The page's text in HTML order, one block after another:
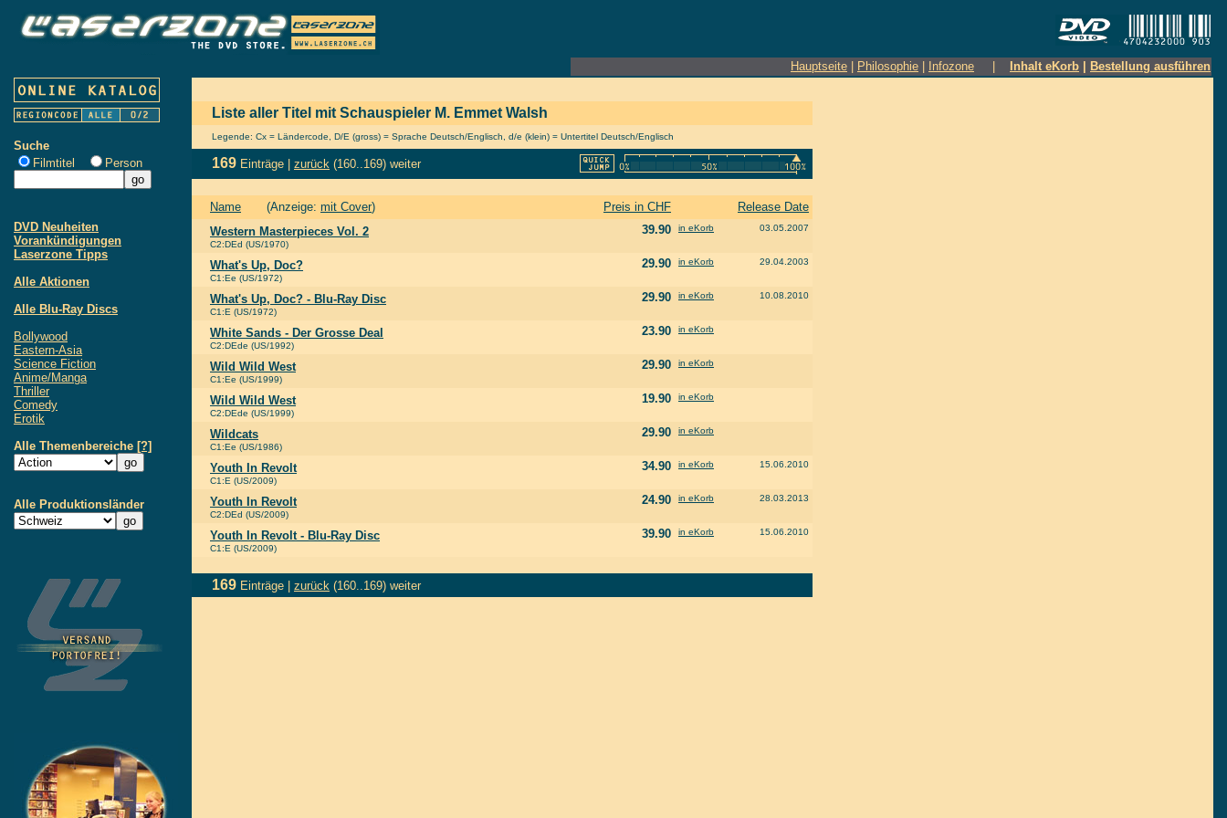
Hauptseite Philosophie Infozone Inhalt eKorb Bestellung ausführen
Suche
Filmtitel
Person
DVD Neuheiten
Vorankündigungen
Laserzone Tipps
Alle Aktionen
Alle Blu-Ray Discs
Bollywood
Eastern-Asia
Science Fiction
Anime/Manga
Thriller
Comedy
Erotik
Alle Themenbereiche [?]
Alle Produktionsländer
Liste aller Titel mit Schauspieler M. Emmet Walsh
Legende: Cx = Ländercode, D/E (gross) = Sprache Deutsch/Englisch, d/e (klein) = Untertitel Deutsch/Englisch
169 Einträge | zurück (160..169) weiter
Name (Anzeige: mit Cover) Preis in CHF
Release Date
Western Masterpieces Vol. 2
C2:DEd (US/1970)
39.90 in eKorb 03.05.2007
What's Up, Doc?
C1:Ee (US/1972)
29.90 in eKorb 29.04.2003
What's Up, Doc? - Blu-Ray Disc
C1:E (US/1972)
29.90 in eKorb 10.08.2010
White Sands - Der Grosse Deal
C2:DEde (US/1992)
23.90 in eKorb
Wild Wild West
C1:Ee (US/1999)
29.90 in eKorb
Wild Wild West
C2:DEde (US/1999)
19.90 in eKorb
Wildcats
C1:Ee (US/1986)
29.90 in eKorb
Youth In Revolt
C1:E (US/2009)
34.90 in eKorb 15.06.2010
Youth In Revolt
C2:DEd (US/2009)
24.90 in eKorb 28.03.2013
Youth In Revolt - Blu-Ray Disc
C1:E (US/2009)
39.90 in eKorb 15.06.2010
169 Einträge | zurück (160..169) weiter